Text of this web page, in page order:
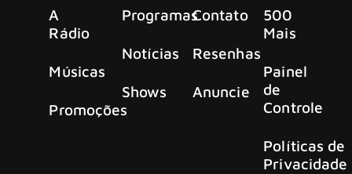
A
Rádio
Músicas
Promoções
Programas
Notícias
Shows
Contato
Resenhas
Anuncie
500
Mais
Painel
de
Controle
Políticas de
Privacidade